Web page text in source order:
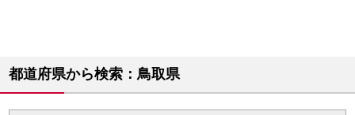
都道府県から検索：鳥取県